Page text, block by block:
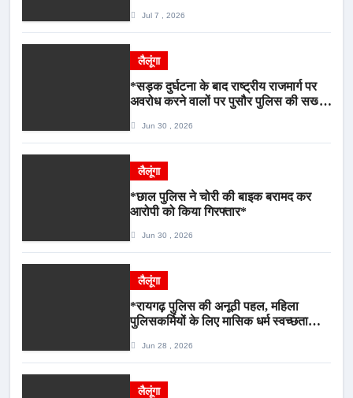
Jul 7 , 2026
लैलूंगा
*सड़क दुर्घटना के बाद राष्ट्रीय राजमार्ग पर
अवरोध करने वालों पर पुसौर पुलिस की सख्त
Jun 30 , 2026
लैलूंगा
*छाल पुलिस ने चोरी की बाइक बरामद कर
आरोपी को किया गिरफ्तार*
Jun 30 , 2026
लैलूंगा
*रायगढ़ पुलिस की अनूठी पहल, महिला
पुलिसकर्मियों के लिए मासिक धर्म स्वच्छता
Jun 28 , 2026
लैलूंगा